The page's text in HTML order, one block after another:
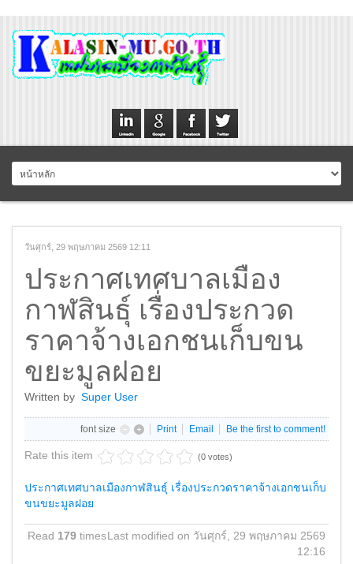
วันศุกร์, 29 พฤษภาคม 2569 12:11
ประกาศเทศบาลเมือง
กาฬสินธุ์ เรื่องประกวด
ราคาจ้างเอกชนเก็บขน
ขยะมูลฝอย
Written by Super User
font size Print Email Be the first to comment!
Rate this item (0 votes)
ประกาศเทศบาลเมืองกาฬสินธุ์ เรื่องประกวดราคาจ้างเอกชนเก็บ
ขนขยะมูลฝอย
Read 179 timesLast modified on วันศุกร์, 29 พฤษภาคม 2569
12:16